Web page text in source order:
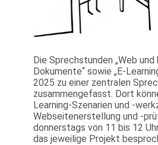
Die Sprechstunden „Web
Dokumente“ sowie „E-
2025 zu einer zentralen
zusammengefasst. Dort
Learning-Szenarien und -
Webseitenerstellung und -
donnerstags von 11 bis 12
das jeweilige Projekt